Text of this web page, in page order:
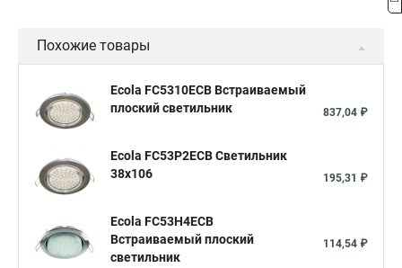
Похожие товары
Ecola FC5310ECB Встраиваемый
плоский светильник
837,04 ₽
Ecola FC53P2ECB Светильник
38x106
195,31 ₽
Ecola FC53H4ECB
Встраиваемый плоский
светильник
114,54 ₽